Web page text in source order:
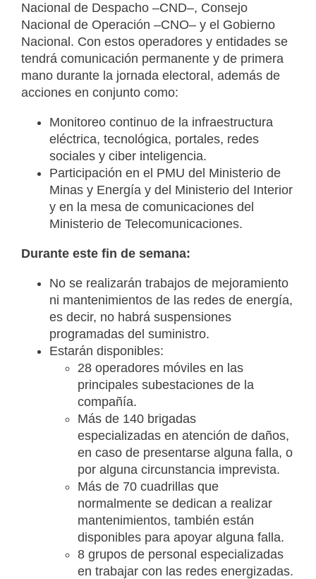
Nacional de Despacho –CND–, Consejo
Nacional de Operación –CNO– y el Gobierno
Nacional. Con estos operadores y entidades se
tendrá comunicación permanente y de primera
mano durante la jornada electoral, además de
acciones en conjunto como:
Monitoreo continuo de la infraestructura
eléctrica, tecnológica, portales, redes
sociales y ciber inteligencia.
Participación en el PMU del Ministerio de
Minas y Energía y del Ministerio del Interior
y en la mesa de comunicaciones del
Ministerio de Telecomunicaciones.
Durante este fin de semana:
No se realizarán trabajos de mejoramiento
ni mantenimientos de las redes de energía,
es decir, no habrá suspensiones
programadas del suministro.
Estarán disponibles:
28 operadores móviles en las
principales subestaciones de la
compañía.
Más de 140 brigadas
especializadas en atención de daños,
en caso de presentarse alguna falla, o
por alguna circunstancia imprevista.
Más de 70 cuadrillas que
normalmente se dedican a realizar
mantenimientos, también están
disponibles para apoyar alguna falla.
8 grupos de personal especializadas
en trabajar con las redes energizadas.